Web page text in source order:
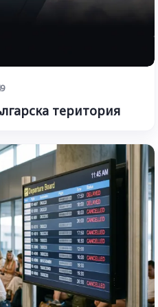
територия